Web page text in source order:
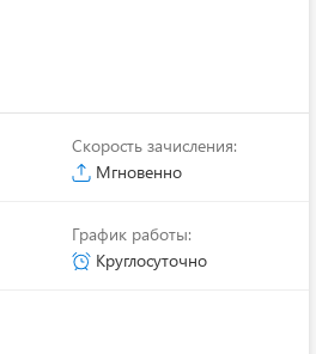
Скорость зачисления:
Мгновенно
График работы:
Круглосуточно